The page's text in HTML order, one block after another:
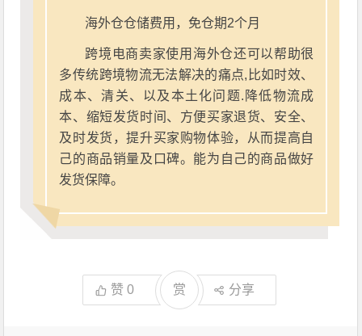
海外仓仓储费用，免仓期2个月
跨境电商卖家使用海外仓还可以帮助很
多传统跨境物流无法解决的痛点,比如时效、
成本、清关、以及本土化问题.降低物流成
本、缩短发货时间、方便买家退货、安全、
及时发货，提升买家购物体验，从而提高自
己的商品销量及口碑。能为自己的商品做好
发货保障。
赞0 赏 分享